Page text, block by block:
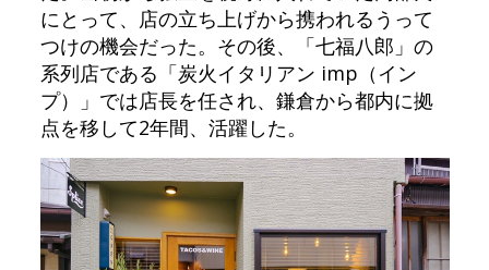
にとって、店の立ち上げから携われるうって
つけの機会だった。その後、「七福八郎」の
系列店である「炭火イタリアン imp（イン
プ）」では店長を任され、鎌倉から都内に拠
点を移して2年間、活躍した。